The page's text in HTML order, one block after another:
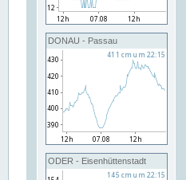
DONAU - Passau
ODER - Eisenhüttenstadt